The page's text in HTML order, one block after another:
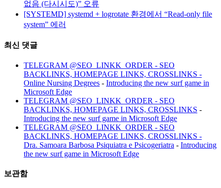
없음 (다시시도)” 오류
[SYSTEMD] systemd + logrotate 환경에서 “Read-only file
system” 에러
최신 댓글
TELEGRAM @SEO_LINKK_ORDER - SEO
BACKLINKS, HOMEPAGE LINKS, CROSSLINKS -
Online Nursing Degrees - Introducing the new surf game in
Microsoft Edge
TELEGRAM @SEO_LINKK_ORDER - SEO
BACKLINKS, HOMEPAGE LINKS, CROSSLINKS -
Introducing the new surf game in Microsoft Edge
TELEGRAM @SEO_LINKK_ORDER - SEO
BACKLINKS, HOMEPAGE LINKS, CROSSLINKS -
Dra. Samoara Barbosa Psiquiatra e Psicogeriatra - Introducing
the new surf game in Microsoft Edge
보관함